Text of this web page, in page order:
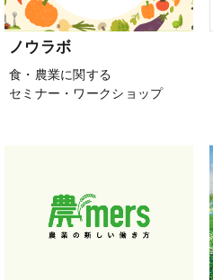
ノウラボ
食・農業に関する
セミナー・ワークショップ